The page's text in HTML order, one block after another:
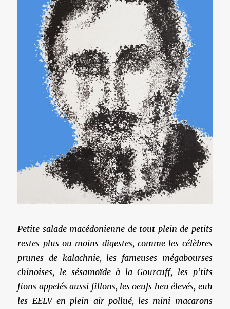
Petite salade macédonienne de tout plein de petits
restes plus ou moins digestes, comme les célèbres
prunes de kalachnie, les fameuses mégabourses
chinoises, le sésamoïde à la Gourcuff, les p’tits
fions appelés aussi fillons, les oeufs heu élevés, euh
les EELV en plein air pollué, les mini macarons